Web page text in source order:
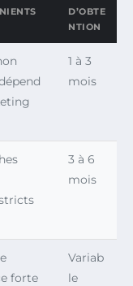
D’OBTE
NTION
1 à 3
mois
3 à 6
mois
forte
Variab
le